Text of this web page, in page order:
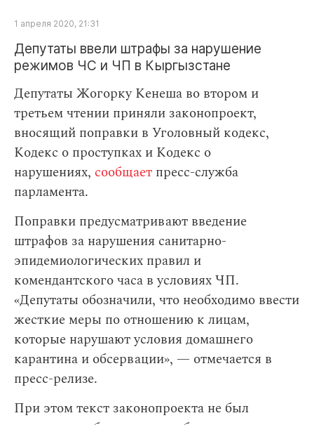
1 апреля 2020, 21:31
Депутаты ввели штрафы за нарушение
режимов ЧС и ЧП в Кыргызстане
Депутаты Жогорку Кенеша во втором и
третьем чтении приняли законопроект,
вносящий поправки в Уголовный кодекс,
Кодекс о проступках и Кодекс о
нарушениях, сообщает пресс-служба
парламента.
Поправки предусматривают введение
штрафов за нарушения санитарно-
эпидемиологических правил и
комендантского часа в условиях ЧП.
«Депутаты обозначили, что необходимо ввести
жесткие меры по отношению к лицам,
которые нарушают условия домашнего
карантина и обсервации», — отмечается в
пресс-релизе.
При этом текст законопроекта не был